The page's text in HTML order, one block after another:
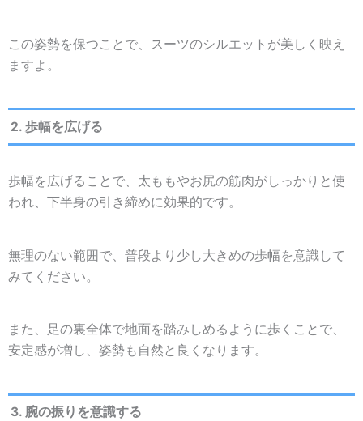
この姿勢を保つことで、スーツのシルエットが美しく映え
ますよ。
2. 歩幅を広げる
歩幅を広げることで、太ももやお尻の筋肉がしっかりと使
われ、下半身の引き締めに効果的です。
無理のない範囲で、普段より少し大きめの歩幅を意識して
みてください。
また、足の裏全体で地面を踏みしめるように歩くことで、
安定感が増し、姿勢も自然と良くなります。
3. 腕の振りを意識する